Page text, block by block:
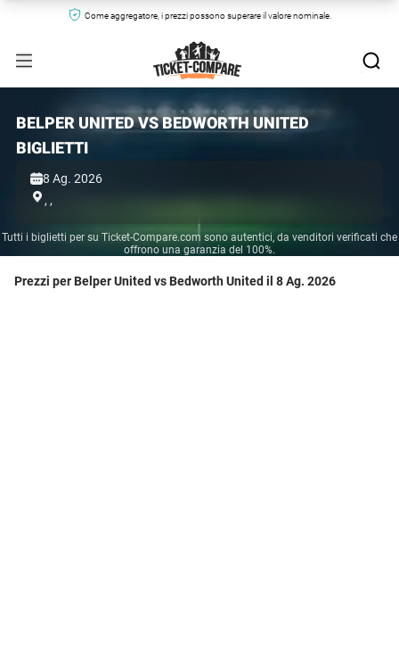
Come aggregatore, i prezzi possono superare il valore nominale.
BELPER UNITED VS BEDWORTH UNITED
BIGLIETTI
8 Ag. 2026
, ,
Tutti i biglietti per su Ticket-Compare.com sono autentici, da venditori verificati che
offrono una garanzia del 100%.
Prezzi per Belper United vs Bedworth United il 8 Ag. 2026